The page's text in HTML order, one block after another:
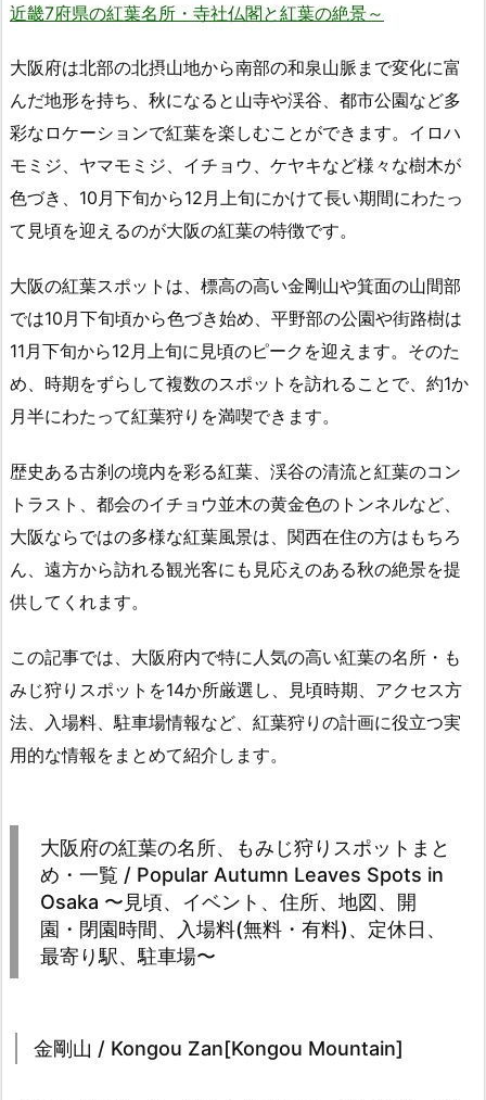
近畿7府県の紅葉名所・寺社仏閣と紅葉の絶景～
大阪府は北部の北摂山地から南部の和泉山脈まで変化に富
んだ地形を持ち、秋になると山寺や渓谷、都市公園など多
彩なロケーションで紅葉を楽しむことができます。イロハ
モミジ、ヤマモミジ、イチョウ、ケヤキなど様々な樹木が
色づき、10月下旬から12月上旬にかけて長い期間にわたっ
て見頃を迎えるのが大阪の紅葉の特徴です。
大阪の紅葉スポットは、標高の高い金剛山や箕面の山間部
では10月下旬頃から色づき始め、平野部の公園や街路樹は
11月下旬から12月上旬に見頃のピークを迎えます。そのた
め、時期をずらして複数のスポットを訪れることで、約1か
月半にわたって紅葉狩りを満喫できます。
歴史ある古刹の境内を彩る紅葉、渓谷の清流と紅葉のコン
トラスト、都会のイチョウ並木の黄金色のトンネルなど、
大阪ならではの多様な紅葉風景は、関西在住の方はもちろ
ん、遠方から訪れる観光客にも見応えのある秋の絶景を提
供してくれます。
この記事では、大阪府内で特に人気の高い紅葉の名所・も
みじ狩りスポットを14か所厳選し、見頃時期、アクセス方
法、入場料、駐車場情報など、紅葉狩りの計画に役立つ実
用的な情報をまとめて紹介します。
大阪府の紅葉の名所、もみじ狩りスポットまと
め・一覧 / Popular Autumn Leaves Spots in
Osaka 〜見頃、イベント、住所、地図、開
園・閉園時間、入場料(無料・有料)、定休日、
最寄り駅、駐車場〜
金剛山 / Kongou Zan[Kongou Mountain]